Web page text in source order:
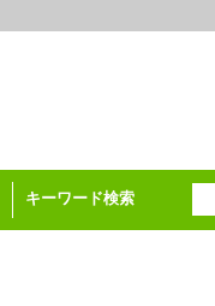
キーワード検索